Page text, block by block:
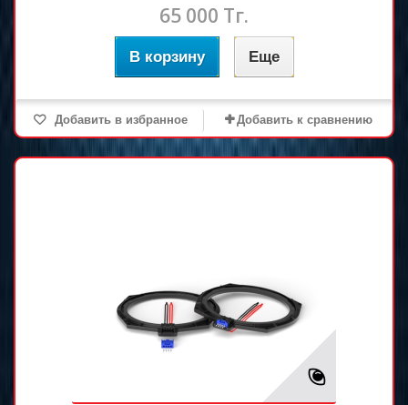
65 000 Тг.
В корзину Еще
Добавить в избранное Добавить к сравнению